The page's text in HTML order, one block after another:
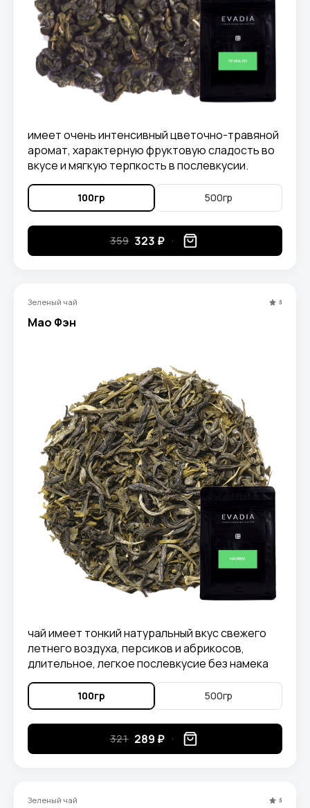
имеет очень интенсивный цветочно-травяной
аромат, характерную фруктовую сладость во
вкусе и мягкую терпкость в послевкусии.
100гр 500гр
359 323 ₽
Зеленый чай 5
Мао Фэн
чай имеет тонкий натуральный вкус свежего
летнего воздуха, персиков и абрикосов,
длительное, легкое послевкусие без намека
на горечь.
100гр 500гр
321 289 ₽
Зеленый чай 5